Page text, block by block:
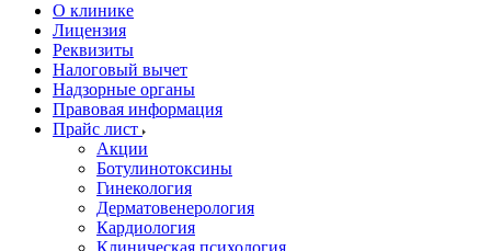
О клинике
Лицензия
Реквизиты
Налоговый вычет
Надзорные органы
Правовая информация
Прайс лист
Акции
Ботулинотоксины
Гинекология
Дерматовенерология
Кардиология
Клиническая психология